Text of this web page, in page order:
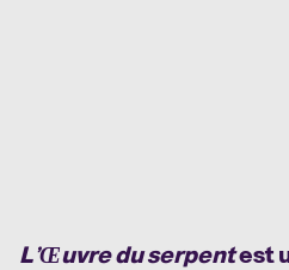
L’Œuvre du serpentest